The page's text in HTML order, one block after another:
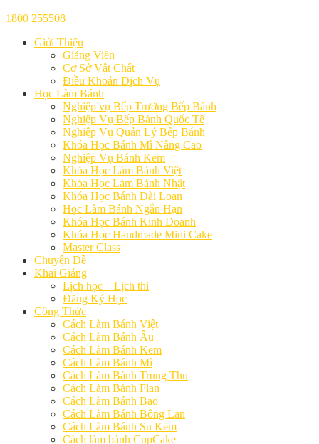
1800 255508
Giới Thiệu
Giảng Viên
Cơ Sở Vật Chất
Điều Khoản Dịch Vụ
Học Làm Bánh
Nghiệp vụ Bếp Trưởng Bếp Bánh
Nghiệp Vụ Bếp Bánh Quốc Tế
Nghiệp Vụ Quản Lý Bếp Bánh
Khóa Học Bánh Mì Nâng Cao
Nghiệp Vụ Bánh Kem
Khóa Học Làm Bánh Việt
Khóa Học Làm Bánh Nhật
Khóa Học Bánh Đài Loan
Học Làm Bánh Ngắn Hạn
Khóa Học Bánh Kinh Doanh
Khóa Học Handmade Mini Cake
Master Class
Chuyên Đề
Khai Giảng
Lịch học – Lịch thi
Đăng Ký Học
Công Thức
Cách Làm Bánh Việt
Cách Làm Bánh Âu
Cách Làm Bánh Kem
Cách Làm Bánh Mì
Cách Làm Bánh Trung Thu
Cách Làm Bánh Flan
Cách Làm Bánh Bao
Cách Làm Bánh Bông Lan
Cách Làm Bánh Su Kem
Cách làm bánh CupCake